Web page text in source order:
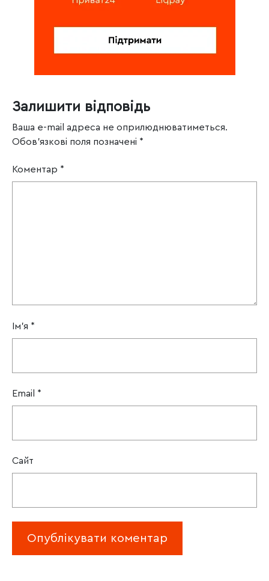
Залишити відповідь
Ваша e-mail адреса не оприлюднюватиметься.
Обов’язкові поля позначені *
Коментар *
Ім'я *
Email *
Сайт